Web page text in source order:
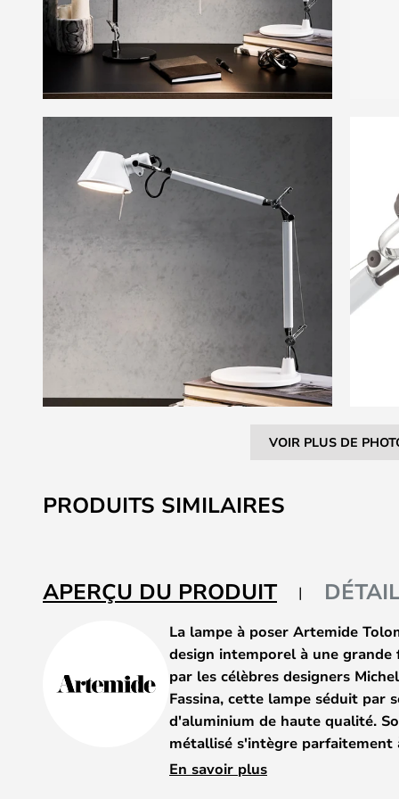
VOIR PLUS DE
to
the
the
images
PRODUITS SIMILAIRES
APERÇU DU PRODUIT
La lampe à poser Artemide
design intemporel à une
par les célèbres designers
Fassina, cette lampe séduit par
d'aluminium de haute qualité.
métallisé s'intègre
apporte une touche stylée à
En savoir plus